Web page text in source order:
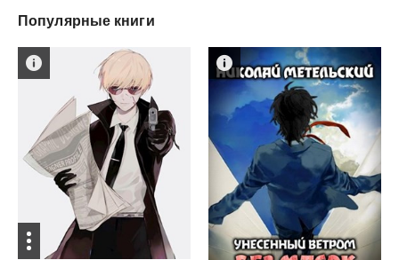
Популярные книги